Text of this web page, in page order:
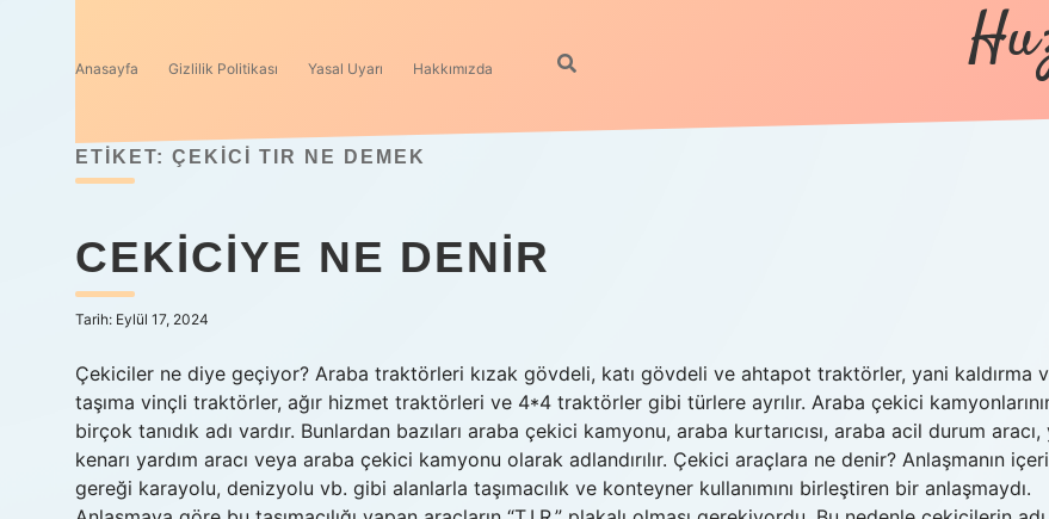
Anasayfa Gizlilik Politikası Yasal Uyarı Hakkımızda
ETIKET: ÇEKICI TIR NE DEMEK
CEKICIYE NE DENIR
Tarih: Eylül 17, 2024
Çekiciler ne diye geçiyor? Araba traktörleri kızak gövdeli, katı gövdeli ve ahtapot traktörler, yani kaldırma
taşıma vinçli traktörler, ağır hizmet traktörleri ve 4*4 traktörler gibi türlere ayrılır. Araba çekici
birçok tanıdık adı vardır. Bunlardan bazıları araba çekici kamyonu, araba kurtarıcısı, araba acil durum aracı,
kenarı yardım aracı veya araba çekici kamyonu olarak adlandırılır. Çekici araçlara ne denir? Anlaşmanın
gereği karayolu, denizyolu vb. gibi alanlarla taşımacılık ve konteyner kullanımını birleştiren bir anlaşmaydı.